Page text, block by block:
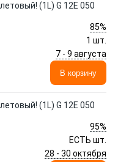
(1L) G 12E 050
85%
1 шт.
7 - 9 августа
В корзину
(1L) G 12E 050
95%
ЕСТЬ шт.
28 - 30 октября